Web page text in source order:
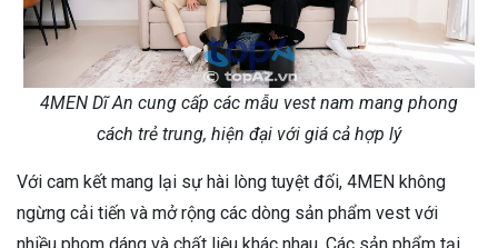
4MEN Dĩ An cung cấp các mẫu vest nam mang phong
cách trẻ trung, hiện đại với giá cả hợp lý
Với cam kết mang lại sự hài lòng tuyệt đối, 4MEN không
ngừng cải tiến và mở rộng các dòng sản phẩm vest với